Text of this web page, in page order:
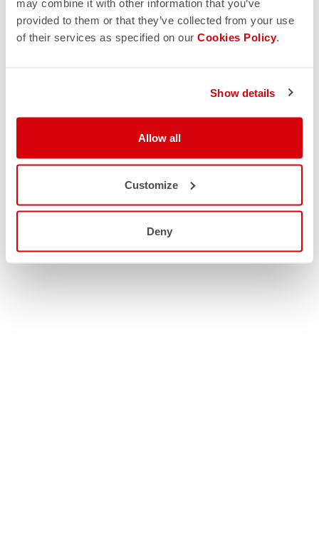
may combine it with other information that you’ve
provided to them or that they’ve collected from your use
of their services as specified on our Cookies Policy.
Show details
Allow all
Customize
Deny